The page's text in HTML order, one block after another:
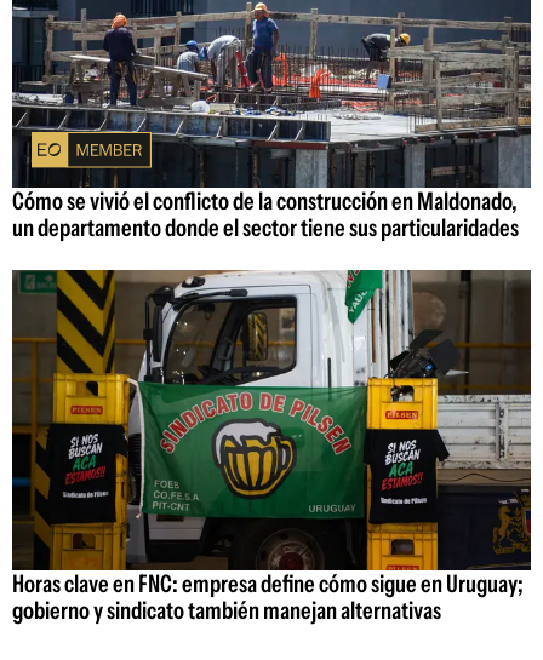
Cómo se vivió el conflicto de la construcción en Maldonado,
un departamento donde el sector tiene sus particularidades
Horas clave en FNC: empresa define cómo sigue en Uruguay;
gobierno y sindicato también manejan alternativas